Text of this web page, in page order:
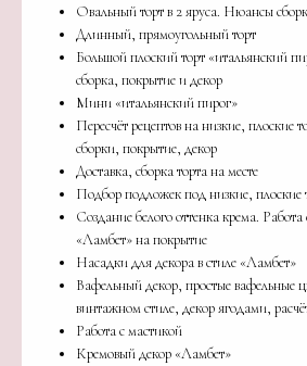
Овальный торт в 2 яруса. Нюансы
Длинный, прямоугольный торт
Большой плоский торт «итальянский
сборка, покрытие и декор
Мини «итальянский пирог»
Пересчёт рецептов на низкие, плоские
сборки, покрытие, декор
Доставка, сборка торта на месте
Подбор подложек под низкие, плоские
Создание белого оттенка крема.
«Ламбет» на покрытие
Насадки для декора в стиле «Ламбет»
Вафельный декор, простые вафельные
винтажном стиле, декор ягодами,
Работа с мастикой
Кремовый декор «Ламбет»